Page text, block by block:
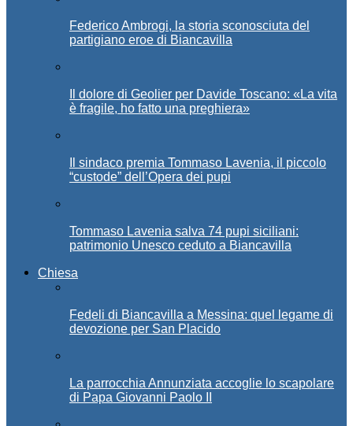
Federico Ambrogi, la storia sconosciuta del
partigiano eroe di Biancavilla
Il dolore di Geolier per Davide Toscano: «La vita
è fragile, ho fatto una preghiera»
Il sindaco premia Tommaso Lavenia, il piccolo
“custode” dell’Opera dei pupi
Tommaso Lavenia salva 74 pupi siciliani:
patrimonio Unesco ceduto a Biancavilla
Chiesa
Fedeli di Biancavilla a Messina: quel legame di
devozione per San Placido
La parrocchia Annunziata accoglie lo scapolare
di Papa Giovanni Paolo II